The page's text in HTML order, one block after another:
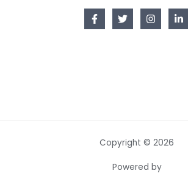
Copyright © 2026
Powered by